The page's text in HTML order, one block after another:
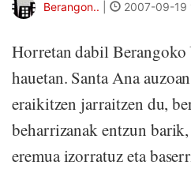
Berangon.. 2007-09-19
Horretan dabil Berangoko
hauetan. Santa Ana
eraikitzen jarraitzen du,
beharrizanak entzun
eremua izorratuz eta